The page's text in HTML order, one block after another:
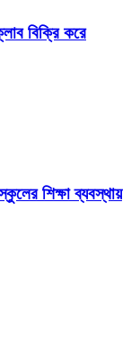
বিক্রি করে
শিক্ষা ব্যবস্থায়